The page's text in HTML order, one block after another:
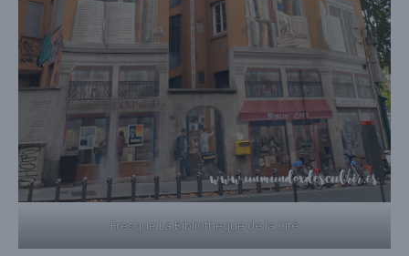
Fresque La Bibliotheque de la Cité